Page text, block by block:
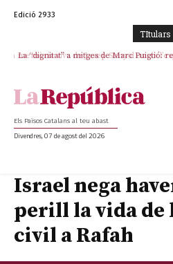
Edició 2933
TItulars
La “dignitat” a mitges de Marc Puigtió:
Els Països Catalans al teu abast
Divendres, 07 de agost del 2026
Israel nega
perill la vida de
civil a Rafah